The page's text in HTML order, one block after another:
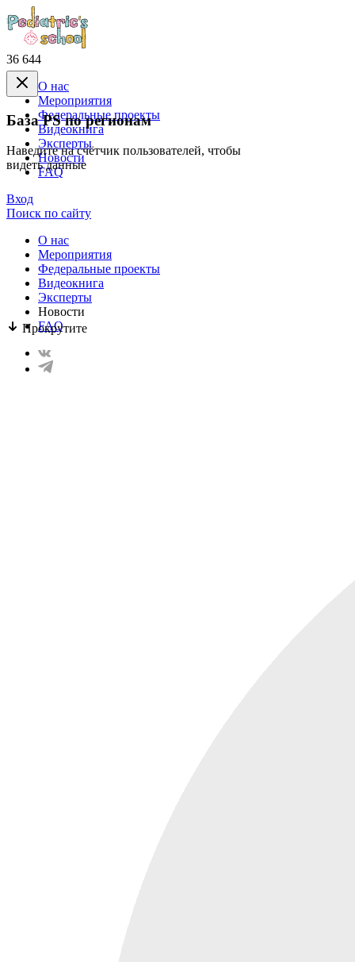
36 644
База PS по регионам
Наведите на счётчик пользователей, чтобы
видеть данные
Прокрутите
О нас
Mероприятия
Федеральные проекты
Видеокнига
Эксперты
Новости
FAQ
Вход
Поиск по сайту
О нас
Mероприятия
Федеральные проекты
Видеокнига
Эксперты
Новости
FAQ